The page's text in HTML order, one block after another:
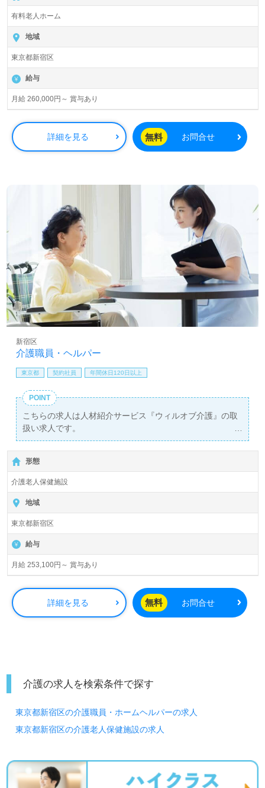
有料老人ホーム
地域
東京都新宿区
給与
月給 260,000円～ 賞与あり
詳細を見る 無料 お問合せ
介護職員・ヘルパー
新宿区
東京都 契約社員 年間休日120日以上
POINT
こちらの求人は人材紹介サービス『ウィルオブ介護』の取
扱い求人です。
詳細に関してお気軽にご相談ください♪
【無料】で皆さんの転職活動をサポートいたします。
形態
介護老人保健施設
地域
東京都新宿区
給与
月給 253,100円～ 賞与あり
詳細を見る 無料 お問合せ
介護の求人を検索条件で探す
東京都新宿区の介護職員・ホームヘルパーの求人
東京都新宿区の介護老人保健施設の求人